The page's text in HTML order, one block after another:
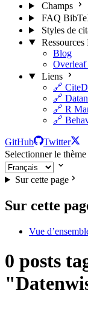
Champs
FAQ
Styles de
Blog
Liens
🔗
🔗
🔗 R
🔗
GitHub
Twitter
Selectionner le thème
Sur cette page
Sur cette
Vue
0 posts